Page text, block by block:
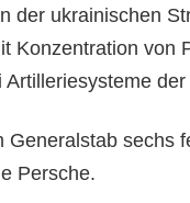
der ukrainischen
Konzentration von
sechs
Persche.